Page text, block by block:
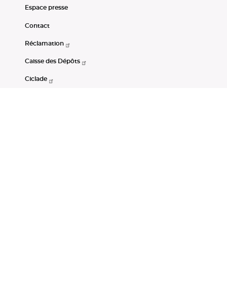
Espace presse
Contact
Réclamation
Caisse des Dépôts
Ciclade